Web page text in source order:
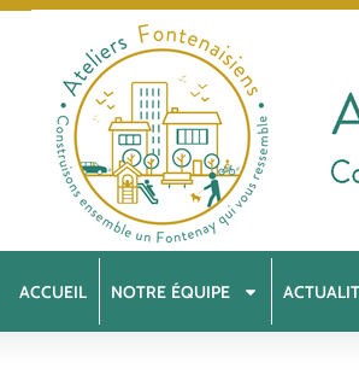
ACCUEIL NOTRE ÉQUIPE